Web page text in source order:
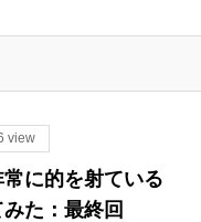
view
に的を射ている
た：最終回
バシーポリシー